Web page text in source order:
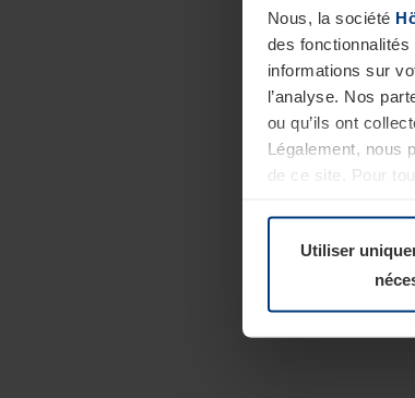
Nous, la société
des
informations sur
l’analyse. Nos
ou qu’ils ont
Légalement, nous
de ce site. Pour
Utiliser